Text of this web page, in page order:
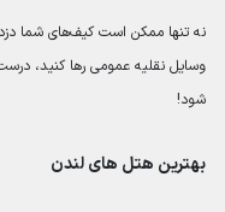
نه تنها ممکن است کیف‌های شما
وسایل نقلیه عمومی رها کنید،
شود!
بهترین هتل های لندن